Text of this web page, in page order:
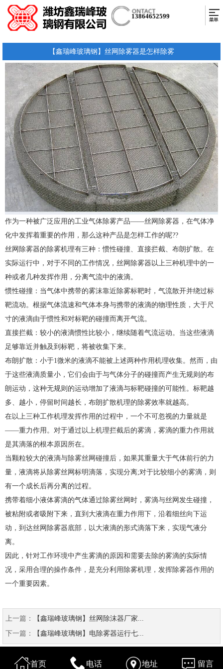
13864652599
【鑫瑞峰玻璃钢】丝网除雾器是怎样除雾
作为一种被广泛应用的工业气体除雾产品——丝网除雾器，在气体净
化中发挥着重要的作用，那么这种产品是怎样工作的呢??
丝网除雾器的除雾机理有三种 ：惯性碰撞、直接拦截、布朗扩散。在
实际运行中，对于不同的工作情况，丝网除雾器以上三种机理中的一
种或者几种发挥作用，分离气流中的液滴。
惯性碰撞： 当气体中携带的雾沫靠近除雾标靶时，气流散开并绕过标
靶流动。根据气体流速和气体本身与携带的液滴的物理性质，大于尺
寸的液滴由于惯性和对标靶的碰撞而离开气流。
直接拦截： 较小的液滴惯性比较小，继续随着气流运动。当这些液滴
足够靠近并触及到标靶，将被收集下来。
布朗扩散： 小于1微米的液滴不能被上述两种作用机理收集。然而，由
于这些液滴质量小，它们会由于与气体分子的碰撞而产生无规则的布
朗运动，这种无规则的运动增加了液滴与标靶碰撞的可能性。标靶越
多、越小，停留时间越长，布朗扩散机理的除雾效率就越高。
在以上三种工作机理发挥作用的过程中，一个不可忽视的力量就是
——重力作用。对于通过以上机理拦截后的雾滴，雾滴的重力作用就
是其滴落的根本原因所在。
当颗粒较大的液滴与除雾丝网碰撞后，如果其重量大于气体前行的力
量，液滴将从除雾丝网标明滴落，实现分离;对于比较细小的雾滴，则
有一个成长后再分离的过程。
携带着细小液体雾滴的气体通过除雾丝网时，雾滴与丝网发生碰撞，
被粘附或者吸附下来，直到大液滴在重力作用下，沿着细丝向下运
动，到达丝网除雾器底部，以大液滴的形式滴落下来，实现气液分
离。
因此，针对工作环境中产生雾滴的原因和需要去除的雾滴的实际情
况，采用合理的操作条件，是充分利用除雾机理，发挥除雾器作用的
一个重要因素。
上一篇：
【鑫瑞峰玻璃钢】丝网除沫器厂家...
下一篇：
【鑫瑞峰玻璃钢】电除雾器运行七...
首页 电话 地址 留言